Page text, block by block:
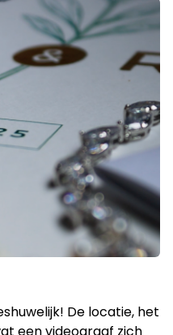
De locatie, het